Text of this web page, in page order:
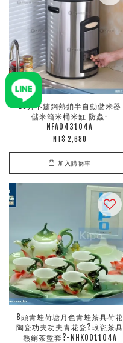
20升不鏽鋼熱銷半自動儲米器
儲米箱米桶米缸 防蟲-
NFA043104A
NT$ 2,680
加入購物車
8頭青蛙荷塘月色青蛙茶具荷花
陶瓷功夫功夫青花瓷?琅瓷茶具
熱銷茶盤套?-NHK001104A